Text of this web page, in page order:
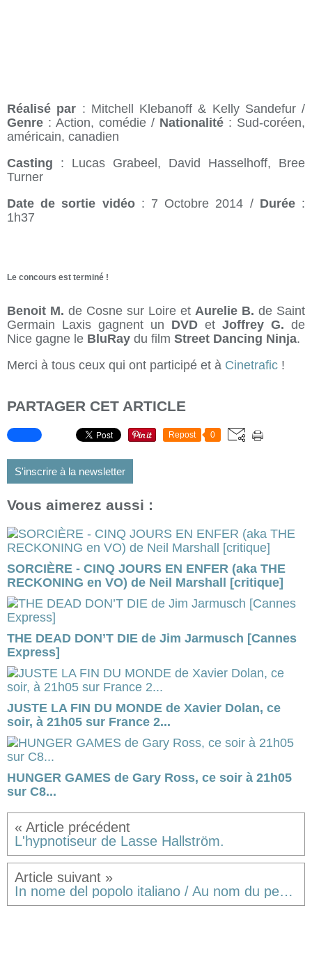
Réalisé par : Mitchell Klebanoff & Kelly Sandefur /
Genre : Action, comédie / Nationalité : Sud-coréen,
américain, canadien
Casting : Lucas Grabeel, David Hasselhoff, Bree
Turner
Date de sortie vidéo : 7 Octobre 2014 / Durée:
1h37
Le concours est terminé !
Benoit M. de Cosne sur Loire et Aurelie B. de Saint
Germain Laxis gagnent un DVD et Joffrey G. de
Nice gagne le BluRay du film Street Dancing Ninja.
Merci à tous ceux qui ont participé et à Cinetrafic !
PARTAGER CET ARTICLE
Repost 0
S'inscrire à la newsletter
Vous aimerez aussi :
SORCIÈRE - CINQ JOURS EN ENFER (aka THE
RECKONING en VO) de Neil Marshall [critique]
THE DEAD DON’T DIE de Jim Jarmusch [Cannes
Express]
JUSTE LA FIN DU MONDE de Xavier Dolan, ce
soir, à 21h05 sur France 2...
HUNGER GAMES de Gary Ross, ce soir à 21h05
sur C8...
L'hypnotiseur de Lasse Hallström.
In nome del popolo italiano / Au nom du peuple italien, de Matteo Bacchini